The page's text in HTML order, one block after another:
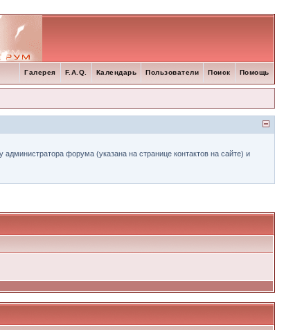
Помощь
Поиск
Пользователи
Календарь
F.A.Q.
Галерея
форума (указана на странице контактов на сайте) и